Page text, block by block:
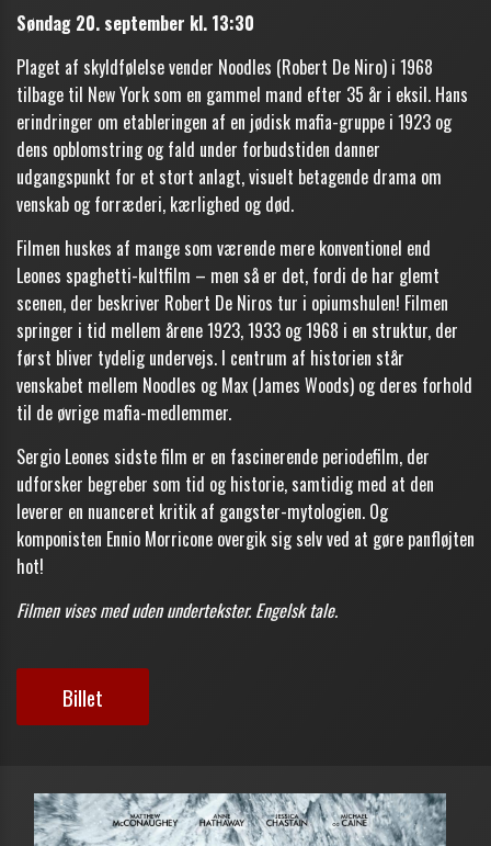
Søndag 20. september kl. 13:30
Plaget af skyldfølelse vender Noodles (Robert De Niro) i 1968
tilbage til New York som en gammel mand efter 35 år i eksil. Hans
erindringer om etableringen af en jødisk mafia-gruppe i 1923 og
dens opblomstring og fald under forbudstiden danner
udgangspunkt for et stort anlagt, visuelt betagende drama om
venskab og forræderi, kærlighed og død.
Filmen huskes af mange som værende mere konventionel end
Leones spaghetti-kultfilm – men så er det, fordi de har glemt
scenen, der beskriver Robert De Niros tur i opiumshulen! Filmen
springer i tid mellem årene 1923, 1933 og 1968 i en struktur, der
først bliver tydelig undervejs. I centrum af historien står
venskabet mellem Noodles og Max (James Woods) og deres forhold
til de øvrige mafia-medlemmer.
Sergio Leones sidste film er en fascinerende periodefilm, der
udforsker begreber som tid og historie, samtidig med at den
leverer en nuanceret kritik af gangster-mytologien. Og
komponisten Ennio Morricone overgik sig selv ved at gøre panfløjten
hot!
Filmen vises med uden undertekster. Engelsk tale.
Billet